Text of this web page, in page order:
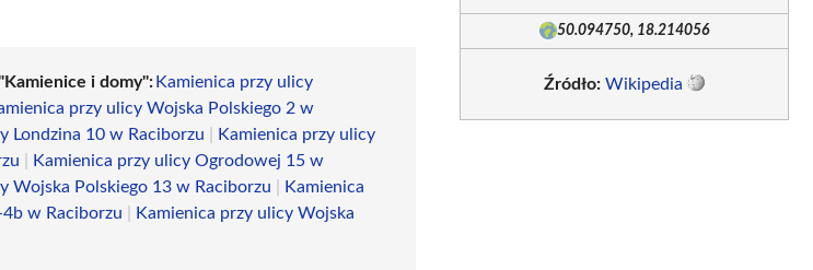
i domy":Kamienica przy ulicy
przy ulicy Wojska Polskiego 2 w
Londzina 10 w Raciborzu
Kamienica przy ulicy
Kamienica przy ulicy Ogrodowej 15 w
Wojska Polskiego 13 w Raciborzu
Kamienica
w Raciborzu
Kamienica przy ulicy Wojska
50.094750, 18.214056
Źródło: Wikipedia